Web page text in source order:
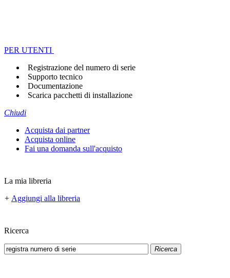
PER UTENTI
Registrazione del numero di serie
Supporto tecnico
Documentazione
Scarica pacchetti di installazione
Chiudi
Acquista dai partner
Acquista online
Fai una domanda sull'acquisto
La mia libreria
+ Aggiungi alla libreria
Ricerca
Ricerca